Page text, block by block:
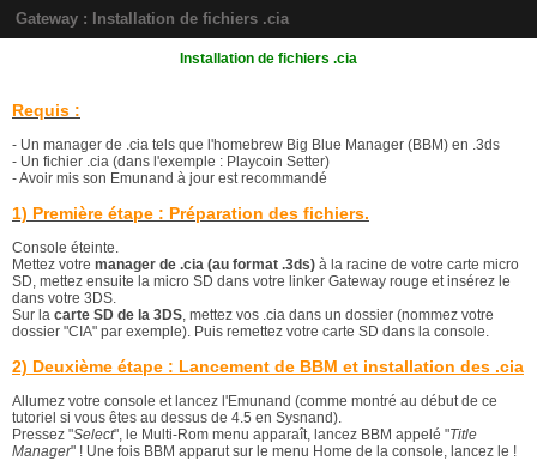
Gateway : Installation de fichiers .cia
Installation de fichiers .cia
Requis :
- Un manager de .cia tels que l'homebrew Big Blue Manager (BBM) en .3ds
- Un fichier .cia (dans l'exemple : Playcoin Setter)
- Avoir mis son Emunand à jour est recommandé
1) Première étape : Préparation des fichiers.
Console éteinte.
Mettez votre manager de .cia (au format .3ds) à la racine de votre carte micro
SD, mettez ensuite la micro SD dans votre linker Gateway rouge et insérez le
dans votre 3DS.
Sur la carte SD de la 3DS, mettez vos .cia dans un dossier (nommez votre
dossier "CIA" par exemple). Puis remettez votre carte SD dans la console.
2) Deuxième étape : Lancement de BBM et installation des .cia
Allumez votre console et lancez l'Emunand (comme montré au début de ce
tutoriel si vous êtes au dessus de 4.5 en Sysnand).
Pressez "Select", le Multi-Rom menu apparaît, lancez BBM appelé "Title
Manager" ! Une fois BBM apparut sur le menu Home de la console, lancez le !